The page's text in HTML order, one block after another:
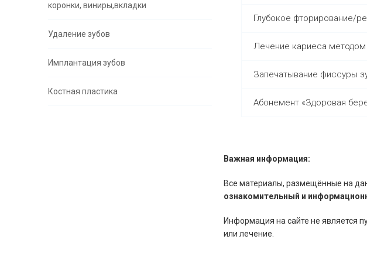
коронки, виниры,вкладки
Удаление зубов
Имплантация зубов
Костная пластика
Глубокое фторирование/
Лечение кариеса методом
Запечатывание фиссуры
Абонемент «Здоровая
Важная информация:
Все материалы, размещённые на
ознакомительный и
Информация на сайте не является
или лечение.